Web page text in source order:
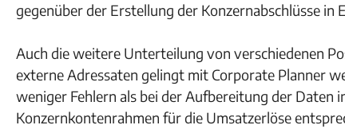
gegenüber der Erstellung der Konzernabschlüsse in
Auch die weitere Unterteilung von verschiedenen
externe Adressaten gelingt mit Corporate Planner
weniger Fehlern als bei der Aufbereitung der Daten
Konzernkontenrahmen für die Umsatzerlöse